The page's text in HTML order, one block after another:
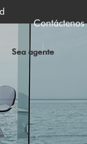
Contáctenos
Sea agente